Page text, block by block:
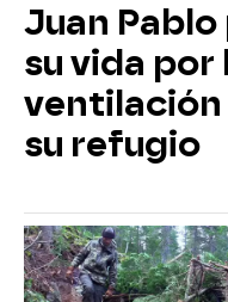
Juan
su vida por
ventilación
su refugio